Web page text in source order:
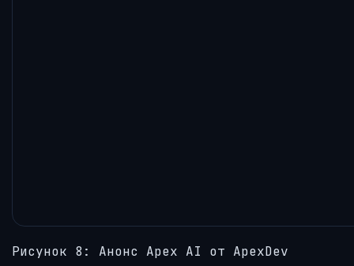
Рисунок 8: Анонс Apex AI от ApexDev